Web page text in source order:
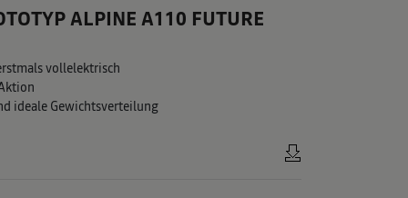
ALPINE A110 FUTURE
vollelektrisch
ideale Gewichtsverteilung